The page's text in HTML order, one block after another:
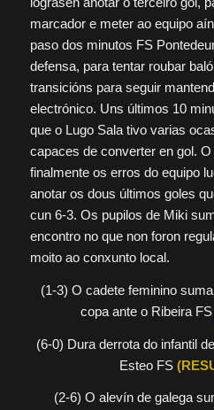
marcador e meter ao equipo
paso dos minutos FS
defensa, para tentar roubar
transicións para seguir
electrónico. Uns últimos 10
que o Lugo Sala tivo varias
capaces de converter en gol.
finalmente os erros do equipo
anotar os dous últimos goles
cun 6-3. Os pupilos de Miki
encontro no que non foron
moito ao conxunto local.
(1-3) O cadete feminino
copa ante o Ribeira
(6-0) Dura derrota do infantil
Esteo FS
(2-6) O alevín de galega